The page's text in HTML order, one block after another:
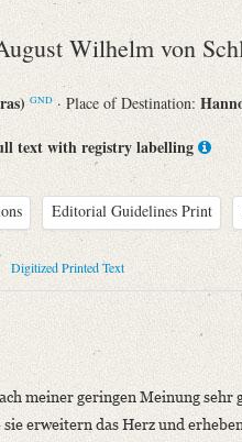
Wilhelm von
GND · Place of Destination:
text with registry labelling
Editorial Guidelines Print
Digitized Printed Text
meiner geringen Meinung
erweitern das Herz und